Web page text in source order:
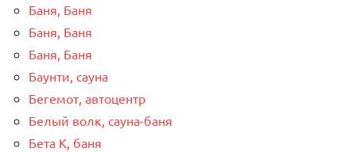
Баня, Баня
Баня, Баня
Баня, Баня
Баунти, сауна
Бегемот, автоцентр
Белый волк, сауна-баня
Бета К, баня